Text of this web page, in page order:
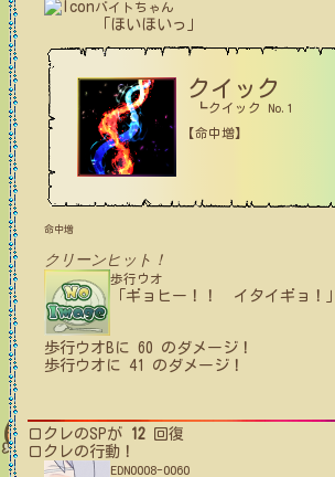
バイトちゃん
「ほいほいっ」
クイック
┗クイック No.1
【命中増】
命中増
クリーンヒット！
歩行ウオ
「ギョヒー！！ イタイギョ！」
歩行ウオB に 60 のダメージ！
歩行ウオ に 41 のダメージ！
ロクレのSPが 12 回復
ロクレの行動！
EDN0008-0060